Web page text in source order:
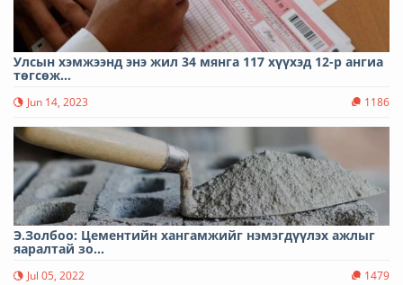
Улсын хэмжээнд энэ жил 34 мянга 117 хүүхэд 12-р ангиа
төгсөж...
Jun 14, 2023 1186
Э.Золбоо: Цементийн хангамжийг нэмэгдүүлэх ажлыг
яаралтай зо...
Jul 05, 2022 1479